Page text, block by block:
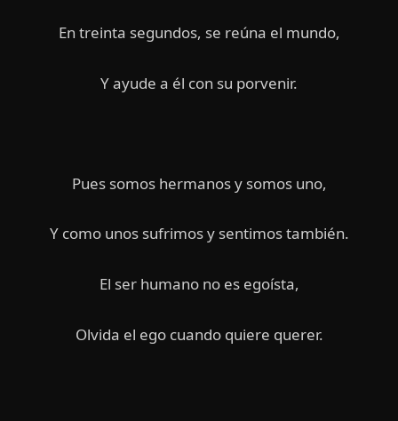
En treinta segundos, se reúna el mundo,
Y ayude a él con su porvenir.
Pues somos hermanos y somos uno,
Y como unos sufrimos y sentimos también.
El ser humano no es egoísta,
Olvida el ego cuando quiere querer.